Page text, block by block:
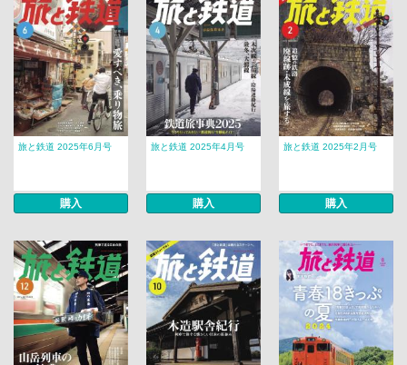
旅と鉄道 2025年6月号
購入
旅と鉄道 2025年4月号
購入
旅と鉄道 2025年2月号
購入